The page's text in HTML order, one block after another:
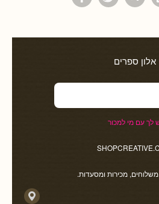
אלון ספרים
לך עם מי למכור
משלוחים, מכירות ומסעדות.